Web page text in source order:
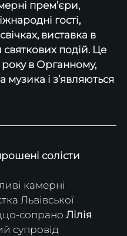
прем’єри,
гості,
виставка в
подій. Це
в Органному,
і з’являються
солісти
камерні
Львівської
сопрано Лілія
супровід